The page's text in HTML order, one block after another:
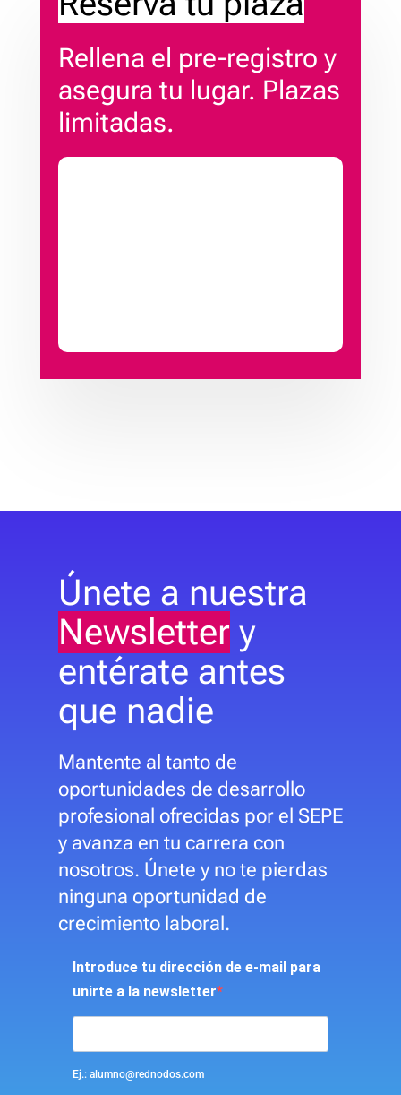
Rellena el pre-registro y
asegura tu lugar. Plazas
limitadas.
Únete a nuestra
Newsletter y
entérate antes
que nadie
Mantente al tanto de
oportunidades de desarrollo
profesional ofrecidas por el SEPE
y avanza en tu carrera con
nosotros. Únete y no te pierdas
ninguna oportunidad de
crecimiento laboral.
Introduce tu dirección de e-mail para
unirte a la newsletter
Ej.: alumno@rednodos.com